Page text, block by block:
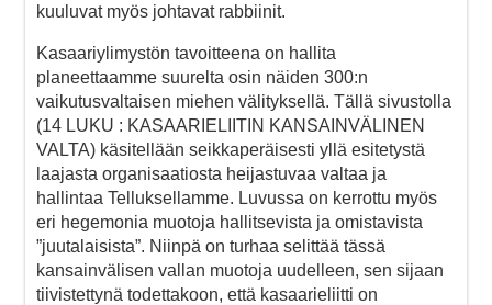
kuuluvat myös johtavat rabbiinit.
Kasaariylimystön tavoitteena on hallita
planeettaamme suurelta osin näiden 300:n
vaikutusvaltaisen miehen välityksellä. Tällä sivustolla
(14 LUKU : KASAARIELIITIN KANSAINVÄLINEN
VALTA) käsitellään seikkaperäisesti yllä esitetystä
laajasta organisaatiosta heijastuvaa valtaa ja
hallintaa Telluksellamme. Luvussa on kerrottu myös
eri hegemonia muotoja hallitsevista ja omistavista
”juutalaisista”. Niinpä on turhaa selittää tässä
kansainvälisen vallan muotoja uudelleen, sen sijaan
tiivistettynä todettakoon, että kasaarieliitti on